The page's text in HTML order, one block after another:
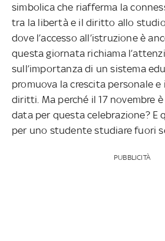
simbolica che riafferma la
tra la libertà e il diritto allo
dove l’accesso all’istruzione è
questa giornata richiama
sull’importanza di un sistema
promuova la crescita personale
diritti. Ma perché il 17 novembre
data per questa celebrazione? E
per uno studente studiare fuori
PUBBLICITÀ